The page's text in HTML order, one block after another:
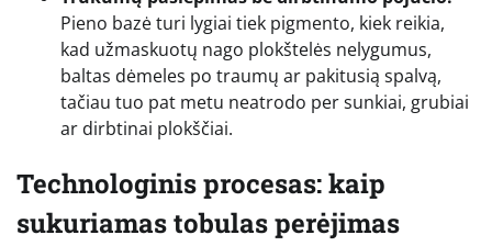
Pieno bazė turi lygiai tiek pigmento, kiek reikia,
kad užmaskuotų nago plokštelės nelygumus,
baltas dėmeles po traumų ar pakitusią spalvą,
tačiau tuo pat metu neatrodo per sunkiai, grubiai
ar dirbtinai plokščiai.
Technologinis procesas: kaip
sukuriamas tobulas perėjimas